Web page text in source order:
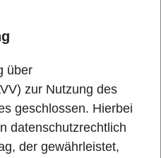
über
zur Nutzung des
geschlossen. Hierbei
datenschutzrechtlich
der gewährleistet,